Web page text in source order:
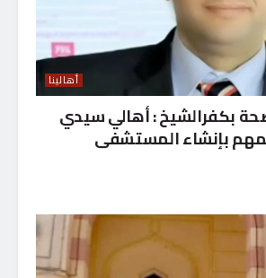
أهالينا
بكفرالشيخ : أهالي سيدي
بإنشاء المستشفى